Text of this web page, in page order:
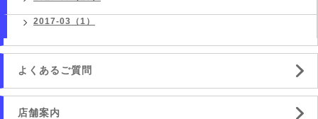
2017-03（1）
よくあるご質問
店舗案内